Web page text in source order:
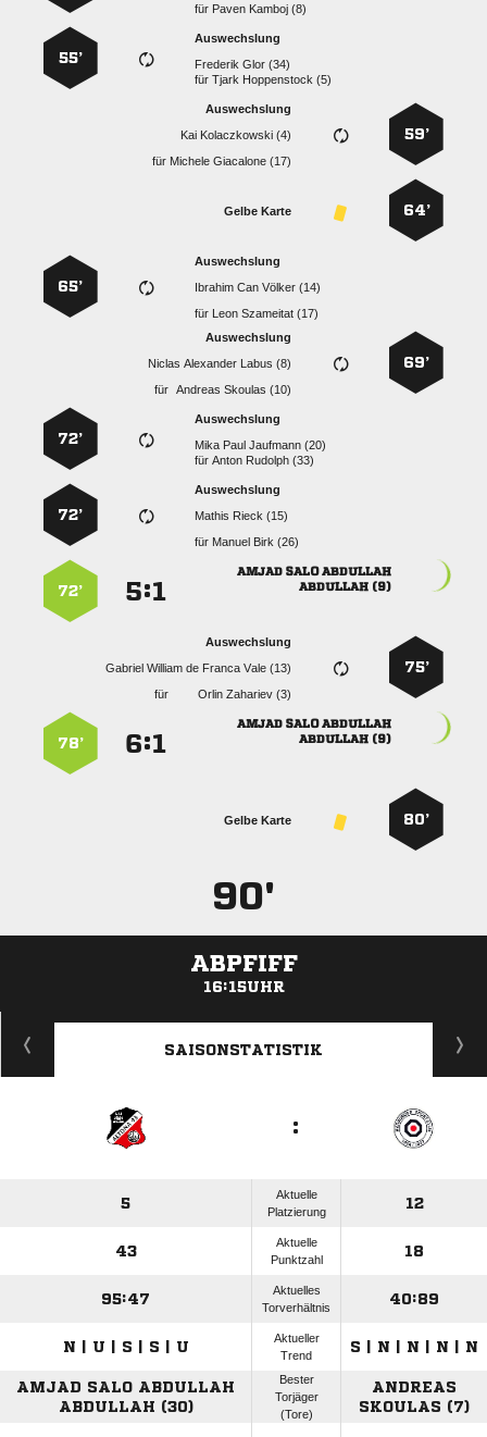
für   
Auswechslung
  
für  
55’
59’
Auswechslung
  
für   
64’
Gelbe Karte
Auswechslung
   
für   
65’
69’
Auswechslung
   
für   
Auswechslung
   
für  
72’
Auswechslung
  
für   
72’
  
 
:
72’
75’
Auswechslung
     
für
  
  
 
:
78’
80’
Gelbe Karte
90'
ABPFIFF
16:15UHR
ANZEIGE
SAISONSTATISTIK
:
5
Aktuelle
Platzierung
12
43
Aktuelle
Punktzahl
18
95:47
Aktuelles
Torverhältnis
40:89
N | U | S | S | U
Aktueller
Trend
S | N | N | N | N
AMJAD SALO ABDULLAH
ABDULLAH (30)
Bester
Torjäger
(Tore)
ANDREAS
SKOULAS (7)